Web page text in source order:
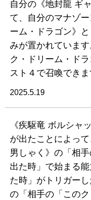
自分の《地封龍 ギ
て、自分のマナゾ
ーム・ドラゴン》
みが置かれていま
ク・ドリーム・ド
スト４で召喚できま
2025.5.19
《疾駆竜 ボルシャ
が出たことによっ
男しゃく》の「相
出た時」で始まる
た時」がトリガー
の「相手の「この